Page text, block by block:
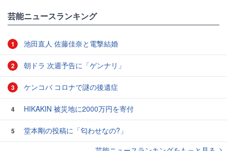
芸能ニュースランキング
1 池田直人 佐藤佳奈と電撃結婚
2 朝ドラ 次週予告に「ゲンナリ」
3 ケンコバ コロナで謎の後遺症
4 HIKAKIN 被災地に2000万円を寄付
5
堂本剛の投稿に「匂わせなの?」